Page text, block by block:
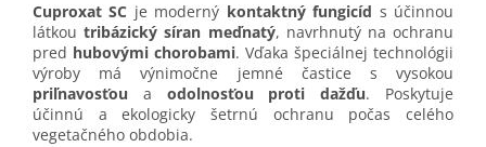
Cuproxat SC je moderný kontaktný fungicíd s účinnou
látkoutribázický síran meďnatý, navrhnutý na ochranu
pred hubovými chorobami. Vďaka špeciálnej technológii
výroby má výnimočne jemné častice s vysokou
priľnavosťou a odolnosťou proti dažďu. Poskytuje
účinnú a ekologicky šetrnú ochranu počas celého
vegetačného obdobia.